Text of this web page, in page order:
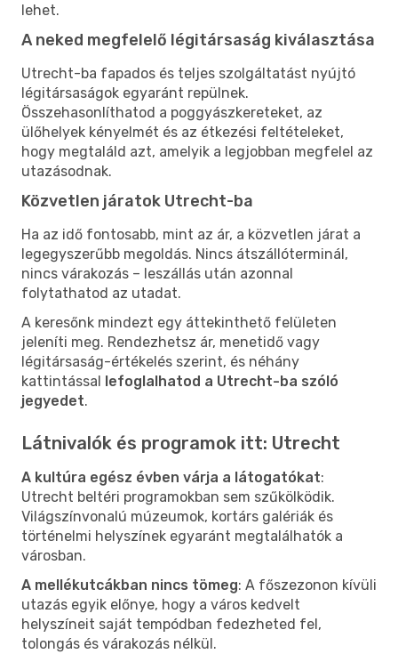
lehet.
A neked megfelelő légitársaság kiválasztása
Utrecht-ba fapados és teljes szolgáltatást nyújtó
légitársaságok egyaránt repülnek.
Összehasonlíthatod a poggyászkereteket, az
ülőhelyek kényelmét és az étkezési feltételeket,
hogy megtaláld azt, amelyik a legjobban megfelel az
utazásodnak.
Közvetlen járatok Utrecht-ba
Ha az idő fontosabb, mint az ár, a közvetlen járat a
legegyszerűbb megoldás. Nincs átszállóterminál,
nincs várakozás – leszállás után azonnal
folytathatod az utadat.
A keresőnk mindezt egy áttekinthető felületen
jeleníti meg. Rendezhetsz ár, menetidő vagy
légitársaság-értékelés szerint, és néhány
kattintással lefoglalhatod a Utrecht-ba szóló
jegyedet.
Látnivalók és programok itt: Utrecht
A kultúra egész évben várja a látogatókat:
Utrecht beltéri programokban sem szűkölködik.
Világszínvonalú múzeumok, kortárs galériák és
történelmi helyszínek egyaránt megtalálhatók a
városban.
A mellékutcákban nincs tömeg: A főszezonon kívüli
utazás egyik előnye, hogy a város kedvelt
helyszíneit saját tempódban fedezheted fel,
tolongás és várakozás nélkül.